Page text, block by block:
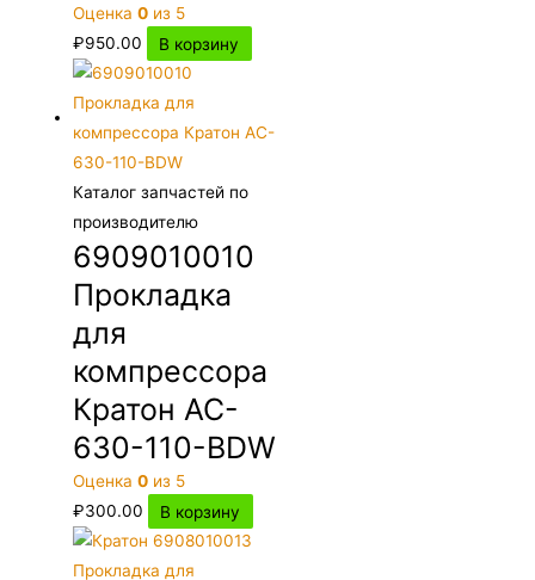
Оценка0 из 5
₽950.00 В корзину
Каталог запчастей по
производителю
6909010010
Прокладка
для
компрессора
Кратон AC-
630-110-BDW
Оценка0 из 5
₽300.00 В корзину